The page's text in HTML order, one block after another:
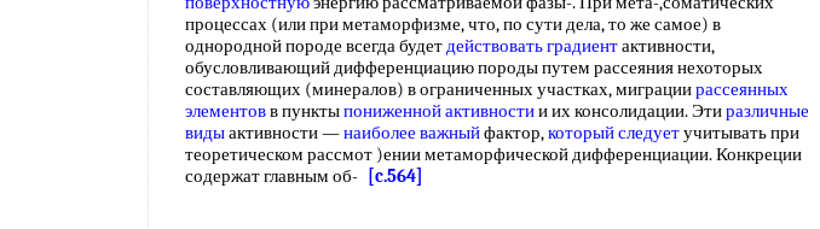
процессах (или при метаморфизме, что, по сути дела, то же самое) в
однородной породе всегда будетдействовать градиентактивности,
обусловливающий дифференциацию породы путем рассеяния нехоторых
составляющих (минералов) в ограниченных участках, миграциирассеянных
элементовв пунктыпониженной активностии их консолидации. Этиразличные
видыактивности —наиболее важныйфактор,который следуетучитывать при
теоретическом рассмот )ении метаморфической дифференциации. Конкреции
содержат главным об-
[c.564]